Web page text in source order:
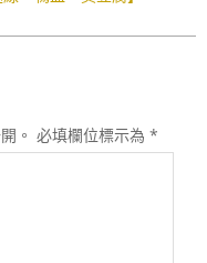
。 必填欄位標示為 *